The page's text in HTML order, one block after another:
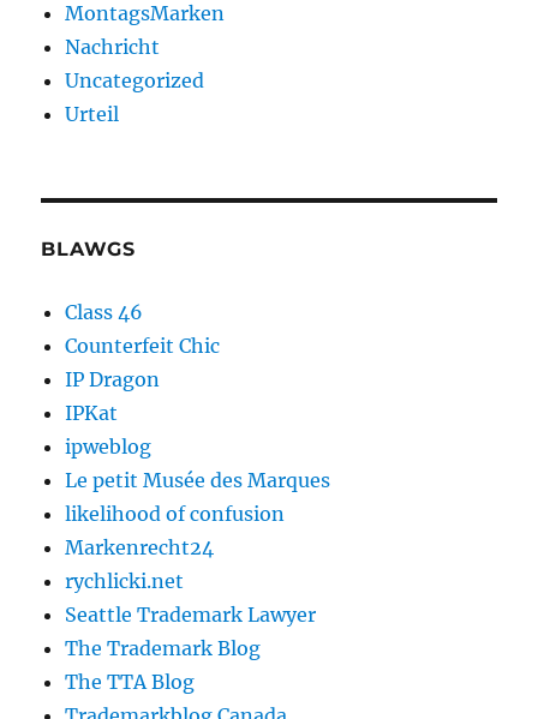
MontagsMarken
Nachricht
Uncategorized
Urteil
BLAWGS
Class 46
Counterfeit Chic
IP Dragon
IPKat
ipweblog
Le petit Musée des Marques
likelihood of confusion
Markenrecht24
rychlicki.net
Seattle Trademark Lawyer
The Trademark Blog
The TTA Blog